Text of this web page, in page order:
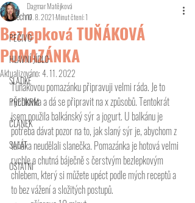
Všechno
PEČIVO
HLAVNÍ JÍDLO
SLADKÉ
PŘEDKRM
ČLÁNEK
SALÁT
OSTATNÍ
Bezlepková TUŇÁKOVÁ
POMAZÁNKA
Dagmar Matějková
17. 8. 2021Minut čtení: 1
Aktualizováno:4. 11. 2022
Tuňákovou pomazánku připravuji velmi ráda. Je to
rychlovka a dá se připravit na x způsobů. Tentokrát
jsem použila balkánský sýr a jogurt. U balkánu je
potřeba dávat pozor na to, jak slaný sýr je, abychom z
tuňáka neudělali slanečka. Pomazánka je hotová velmi
rychle a chutná báječně s čerstvým bezlepkovým
chlebem, který si můžete upéct podle mých receptů a
to bez vážení a složitých postupů.